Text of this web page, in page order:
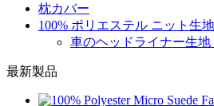
枕カバー
100% ポリエステル ニット生地
車のヘッドライナー生地
最新製品